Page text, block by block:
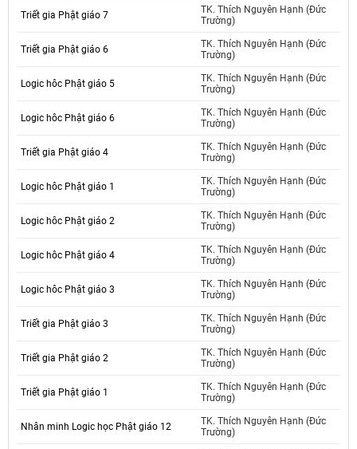
Triết gia Phật giáo 7
TK. Thích Nguyên Hạnh (Đức
Trường)
Triết gia Phật giáo 6
TK. Thích Nguyên Hạnh (Đức
Trường)
Logic hôc Phật giáo 5
TK. Thích Nguyên Hạnh (Đức
Trường)
Logic hôc Phật giáo 6
TK. Thích Nguyên Hạnh (Đức
Trường)
Triết gia Phật giáo 4
TK. Thích Nguyên Hạnh (Đức
Trường)
Logic hôc Phật giáo 1
TK. Thích Nguyên Hạnh (Đức
Trường)
Logic hôc Phật giáo 2
TK. Thích Nguyên Hạnh (Đức
Trường)
Logic hôc Phật giáo 4
TK. Thích Nguyên Hạnh (Đức
Trường)
Logic hôc Phật giáo 3
TK. Thích Nguyên Hạnh (Đức
Trường)
Triết gia Phật giáo 3
TK. Thích Nguyên Hạnh (Đức
Trường)
Triết gia Phật giáo 2
TK. Thích Nguyên Hạnh (Đức
Trường)
Triết gia Phật giáo 1
TK. Thích Nguyên Hạnh (Đức
Trường)
Nhân minh Logic học Phật giáo 12
TK. Thích Nguyên Hạnh (Đức
Trường)